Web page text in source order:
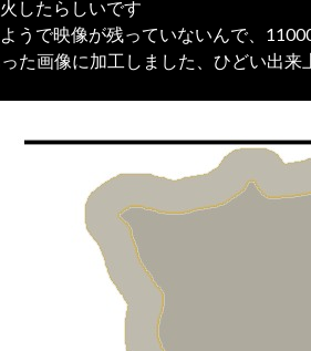
したらしいです
うで映像が残っていないんで、
た画像に加工しました、ひどい出来